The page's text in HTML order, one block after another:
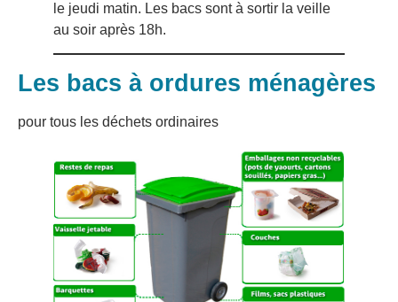
le jeudi matin. Les bacs sont à sortir la veille
au soir après 18h.
Les bacs à ordures ménagères
pour tous les déchets ordinaires